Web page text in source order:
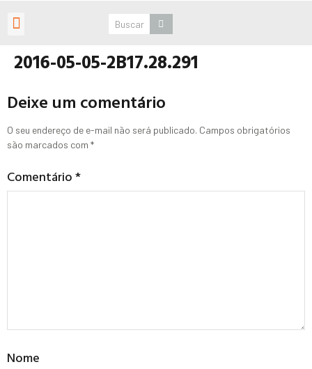
2016-05-05-2B17.28.291
Deixe um comentário
O seu endereço de e-mail não será publicado. Campos obrigatórios
são marcados com *
Comentário*
Nome